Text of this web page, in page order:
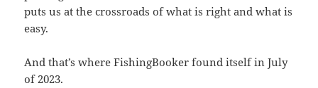
puts us at the crossroads of what is right and what is
easy.
And that’s where FishingBooker found itself in July
of 2023.